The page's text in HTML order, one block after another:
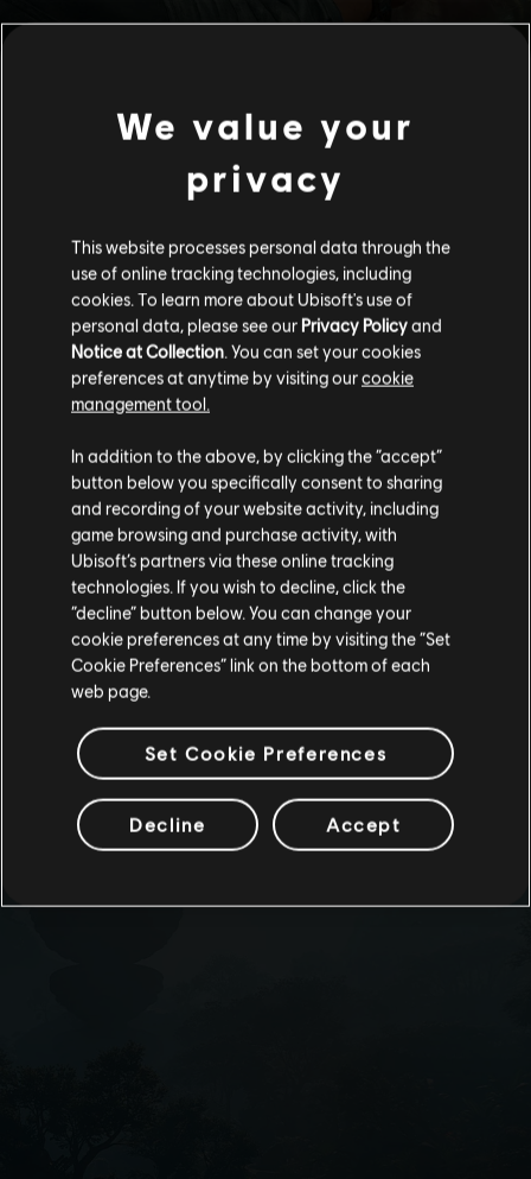
您是简体中文用户？
请您访问我们的简体中文商店来完成购买
留在此商店
重新选择您的商店
We value your
privacy
This website processes personal data through the
use of online tracking technologies, including
cookies. To learn more about Ubisoft's use of
personal data, please see our Privacy Policyand
Notice at Collection . You can set your cookies
preferences at anytime by visiting ourcookie
management tool.
In addition to the above, by clicking the “accept”
button below you specifically consent to sharing
and recording of your website activity, including
game browsing and purchase activity, with
Ubisoft’s partners via these online tracking
technologies. If you wish to decline, click the
“decline” button below. You can change your
cookie preferences at any time by visiting the “Set
Cookie Preferences” link on the bottom of each
web page.
Set Cookie Preferences
Decline Accept